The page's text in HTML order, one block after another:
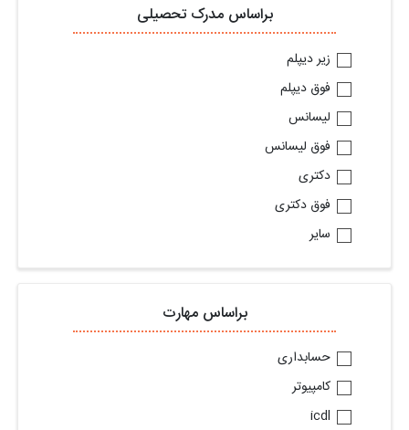
براساس مدرک تحصیلی
زیر دیپلم
فوق دیپلم
لیسانس
فوق لیسانس
دکتری
فوق دکتری
سایر
براساس مهارت
حسابداری
کامپیوتر